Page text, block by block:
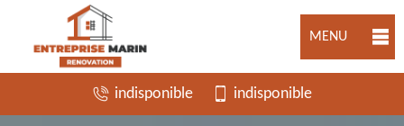
MENU
indisponible indisponible